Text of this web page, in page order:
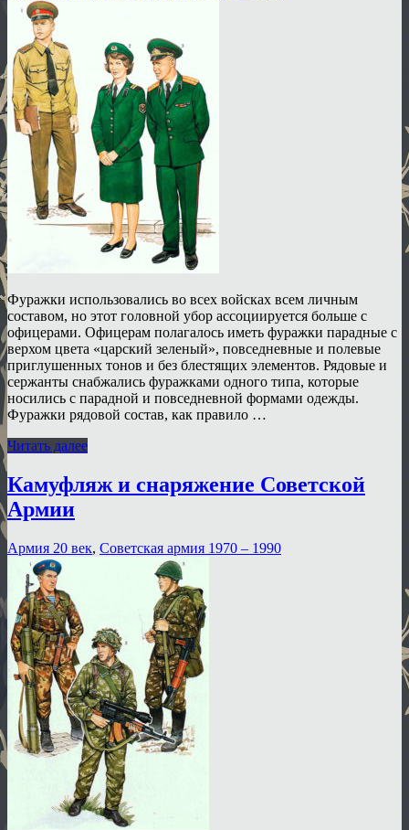
Фуражки использовались во всех войсках всем личным
составом, но этот головной убор ассоциируется больше с
офицерами. Офицерам полагалось иметь фуражки парадные с
верхом цвета «царский зеленый», повседневные и полевые
приглушенных тонов и без блестящих элементов. Рядовые и
сержанты снабжались фуражками одного типа, которые
носились с парадной и повседневной формами одежды.
Фуражки рядовой состав, как правило …
Читать далее
Камуфляж и снаряжение Советской
Армии
Армия 20 век, Советская армия 1970 – 1990